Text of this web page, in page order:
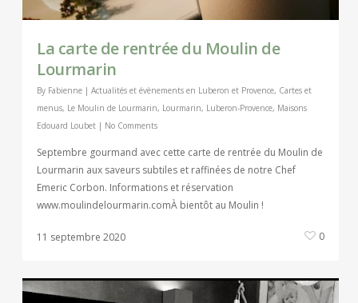
La carte de rentrée du Moulin de
Lourmarin
By Fabienne | Actualités et évènements en Luberon et Provence, Cartes et
menus, Le Moulin de Lourmarin, Lourmarin, Luberon-Provence, Maisons
Edouard Loubet | No Comments
Septembre gourmand avec cette carte de rentrée du Moulin de
Lourmarin aux saveurs subtiles et raffinées de notre Chef
Emeric Corbon. Informations et réservation
www.moulindelourmarin.comÀ bientôt au Moulin !
11 septembre 2020 0